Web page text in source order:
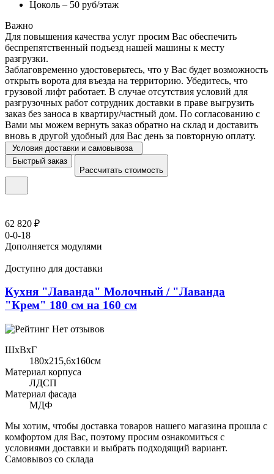
Цоколь – 50 руб/этаж
Важно
Для повышения качества услуг просим Вас обеспечить
беспрепятственный подъезд нашей машины к месту
разгрузки.
Заблаговременно удостоверьтесь, что у Вас будет возможность
открыть ворота для въезда на территорию. Убедитесь, что
грузовой лифт работает. В случае отсутствия условий для
разгрузочных работ сотрудник доставки в праве выгрузить
заказ без заноса в квартиру/частный дом. По согласованию с
Вами мы можем вернуть заказ обратно на склад и доставить
вновь в другой удобный для Вас день за повторную оплату.
Условия доставки и самовывоза
Быстрый заказ
Рассчитать стоимость
62 820 ₽
0-0-18
Дополняется модулями
Доступно для доставки
Кухня "Лаванда" Молочный / "Лаванда
"Крем" 180 см на 160 см
Нет отзывов
ШхВхГ
180x215,6х160см
Материал корпуса
ЛДСП
Материал фасада
МДФ
Мы хотим, чтобы доставка товаров нашего магазина прошла с
комфортом для Вас, поэтому просим ознакомиться с
условиями доставки и выбрать подходящий вариант.
Самовывоз со склада